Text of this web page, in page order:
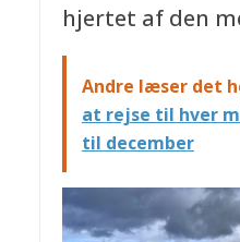
hjertet af den
Andre læser det
at rejse til hver
til december